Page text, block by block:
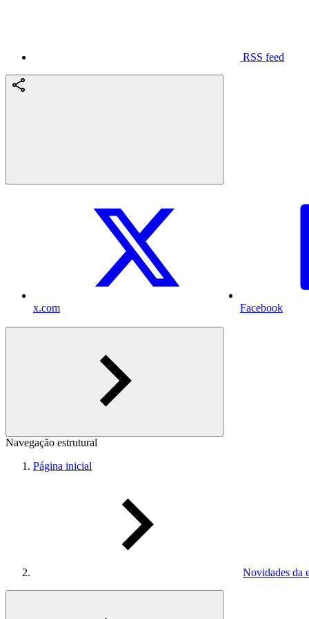
RSS feed
x.com Facebook
Navegação estrutural
Página inicial
Novidades da